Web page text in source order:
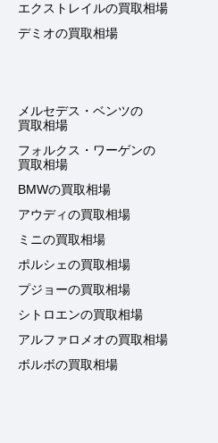
エクストレイルの買取相場
デミオの買取相場
メルセデス・ベンツの
買取相場
フォルクス・ワーゲンの
買取相場
BMWの買取相場
アウディの買取相場
ミニの買取相場
ポルシェの買取相場
プジョーの買取相場
シトロエンの買取相場
アルファロメオの買取相場
ボルボの買取相場